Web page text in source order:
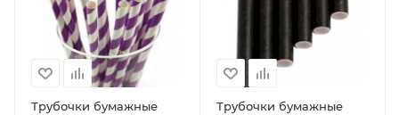
Трубочки бумажные
Трубочки бумажные